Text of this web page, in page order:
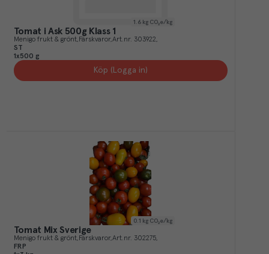
1.6 kg CO₂e/kg
Tomat i Ask 500g Klass 1
Menigo frukt & grönt Färskvaror Art.nr. 303922
ST
1x500 g
Köp (Logga in)
0.1 kg CO₂e/kg
Tomat Mix Sverige
Menigo frukt & grönt Färskvaror Art.nr. 302275
FRP